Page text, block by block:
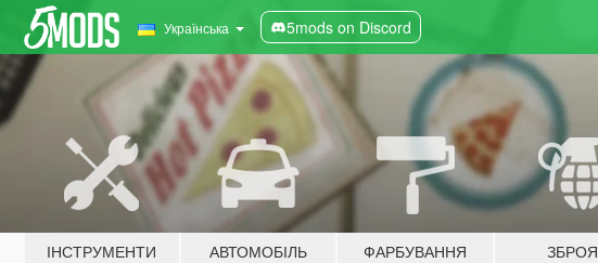
Українська 5mods on Discord
ІНСТРУМЕНТИ АВТОМОБІЛЬ ФАРБУВАННЯ ЗБРОЯ